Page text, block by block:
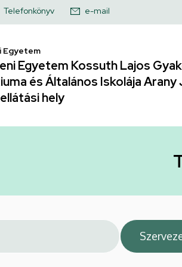
Telefonkönyv e-mail
Egyetem
Egyetem Kossuth Lajos
és Általános Iskolája
hely